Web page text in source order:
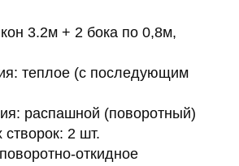
3.2м + 2 бока по 0,8м,
теплое (с последующим
распашной (поворотный)
2 шт.
откидное